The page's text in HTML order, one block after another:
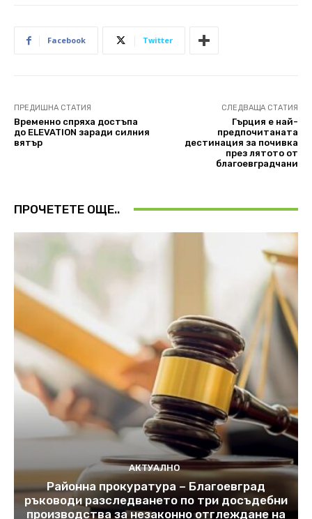
Facebook Twitter
ПРЕДИШНА СТАТИЯ
Временно спряха достъпа
до ELEVATION заради силния
вятър
СЛЕДВАЩА СТАТИЯ
Гърция е най-
предпочитаната
дестинация за почивка
през лятото от
благоевградчани
ПРОЧЕТЕТЕ ОЩЕ..
АКТУАЛНО
Районна прокуратура – Благоевград
ръководи разследването по три досъдебни
производства за незаконно отглеждане на